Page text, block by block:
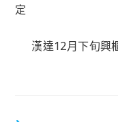
定
漢達12月下旬興